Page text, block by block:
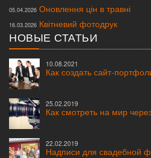
05.04.2026 Оновлення цін в травні
16.03.2026 Квітневий фотодрук
НОВЫЕ СТАТЬИ
10.08.2021
Как создать сайт-
25.02.2019
Как смотреть на мир
22.02.2019
Надписи для свадебной